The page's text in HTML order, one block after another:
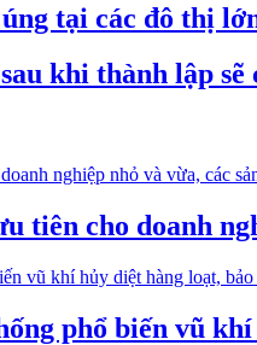
tại các đô thị
khi thành lập
tiên cho doanh
phổ biến vũ